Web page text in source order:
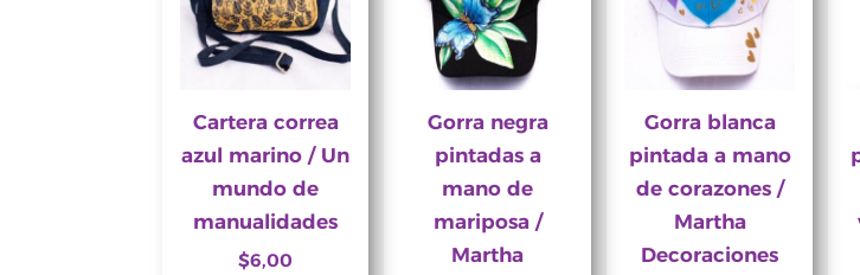
Cartera correa
azul marino / Un
mundo de
manualidades
$6,00
Gorra negra
pintadas a
mano de
mariposa /
Martha
Gorra blanca
pintada a mano
de corazones /
Martha
Decoraciones